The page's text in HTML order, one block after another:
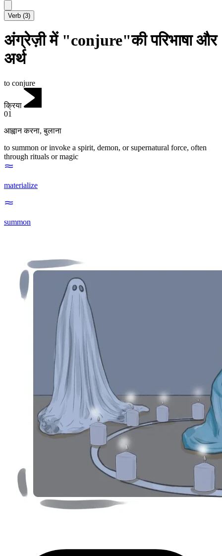
Verb (3)
अंग्रेज़ी में "conjure"की परिभाषा और
अर्थ
to conjure
क्रिया
01
आह्वान करना,बुलाना
to summon or invoke a spirit, demon, or supernatural force, often
through rituals or magic
materialize
summon